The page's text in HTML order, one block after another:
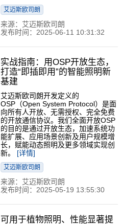
艾迈斯欧司朗
来源：艾迈斯欧司朗
发布时间：2025-06-11 10:31:32
实战指南：用OSP开放生态，
打造“即插即用”的智能照明新
基建
艾迈斯欧司朗开发定义的
OSP（Open System Protocol）是面
向所有人开放、无需授权、完全免费
的开放通信协议。我们全面开放OSP
的目的是通过开放生态，加速系统功
能扩展、应用场景创新及用户规模增
长，赋能动态照明及更多领域实现创
新。 [详情]
艾迈斯欧司朗
来源：艾迈斯欧司朗
发布时间：2025-05-19 13:55:30
可用于植物照明、性能显著提